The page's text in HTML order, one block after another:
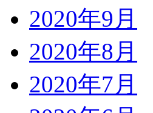
2020年9月
2020年8月
2020年7月